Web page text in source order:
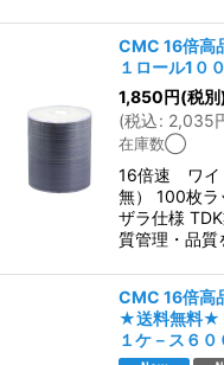
CMC 16倍高
１ロール1０
1,850 円(税別
(税込: 2,035
在庫数◯
16倍速 ワイ
無） 100枚
ザラ仕様
質管理・品
CMC 16倍高
★送料無料★
１ケ－ス６０